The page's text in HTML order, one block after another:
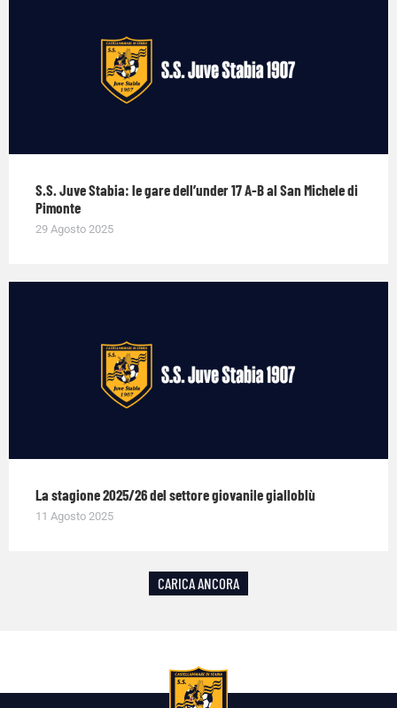
S.S. Juve Stabia: le gare dell’under 17 A-B al San Michele di
Pimonte
29 Agosto 2025
La stagione 2025/26 del settore giovanile gialloblù
11 Agosto 2025
CARICA ANCORA